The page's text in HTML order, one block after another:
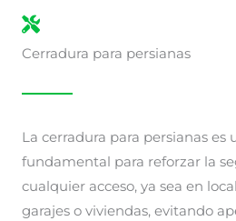
Cerradura para persianas
La cerradura para persianas es
fundamental para reforzar la
cualquier acceso, ya sea en
garajes o viviendas, evitando